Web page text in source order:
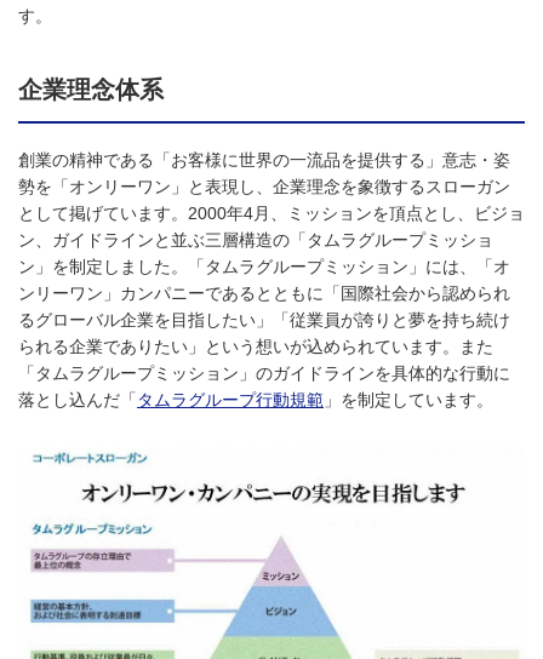
す。
企業理念体系
創業の精神である「お客様に世界の⼀流品を提供する」意志・姿
勢を「オンリーワン」と表現し、企業理念を象徴するスローガン
として掲げています。2000年4⽉、ミッションを頂点とし、ビジョ
ン、ガイドラインと並ぶ三層構造の「タムラグループミッショ
ン」を制定しました。「タムラグループミッション」には、「オ
ンリーワン」カンパニーであるとともに「国際社会から認められ
るグローバル企業を⽬指したい」「従業員が誇りと夢を持ち続け
られる企業でありたい」という想いが込められています。また
「タムラグループミッション」のガイドラインを具体的な⾏動に
落とし込んだ「 タムラグループ行動規範 」を制定しています。